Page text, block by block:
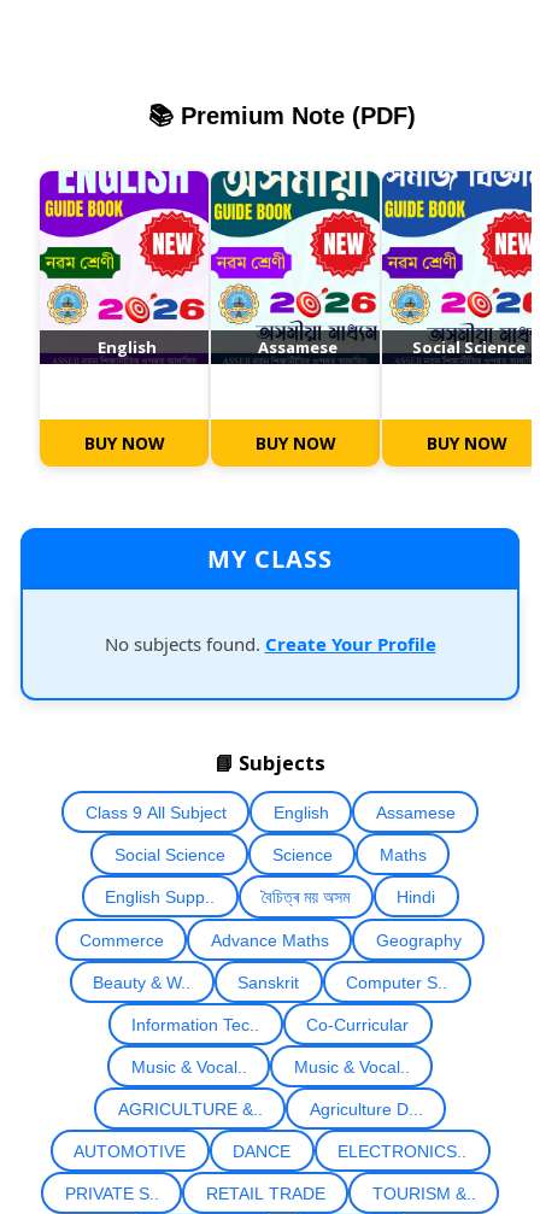
📚 Premium Note (PDF)
English
BUY NOW
Assamese
BUY NOW
Social Science
BUY NOW
MY CLASS
No subjects found. Create Your Profile
📘 Subjects
Class 9 All Subject English Assamese
Social Science Science Maths
English Supp.. বৈচিত্ৰ ময় অসম Hindi
Commerce Advance Maths Geography
Beauty & W.. Sanskrit Computer S..
Information Tec.. Co-Curricular
Music & Vocal.. Music & Vocal..
AGRICULTURE &.. Agriculture D...
AUTOMOTIVE DANCE ELECTRONICS..
PRIVATE S.. RETAIL TRADE TOURISM &..